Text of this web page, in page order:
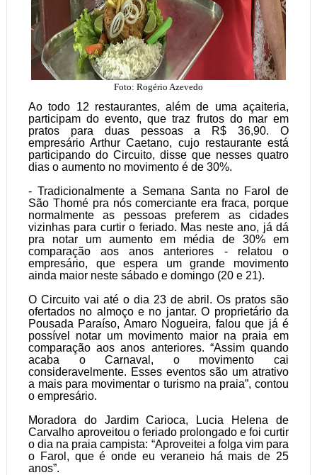
Foto: Rogério Azevedo
Ao todo 12 restaurantes, além de uma açaiteria,
participam do evento, que traz frutos do mar em
pratos para duas pessoas a R$ 36,90. O
empresário Arthur Caetano, cujo restaurante está
participando do Circuito, disse que nesses quatro
dias o aumento no movimento é de 30%.
- Tradicionalmente a Semana Santa no Farol de
São Thomé pra nós comerciante era fraca, porque
normalmente as pessoas preferem as cidades
vizinhas para curtir o feriado. Mas neste ano, já dá
pra notar um aumento em média de 30% em
comparação aos anos anteriores - relatou o
empresário, que espera um grande movimento
ainda maior neste sábado e domingo (20 e 21).
O Circuito vai até o dia 23 de abril. Os pratos são
ofertados no almoço e no jantar. O proprietário da
Pousada Paraíso, Amaro Nogueira, falou que já é
possível notar um movimento maior na praia em
comparação aos anos anteriores. “Assim quando
acaba o Carnaval, o movimento cai
consideravelmente. Esses eventos são um atrativo
a mais para movimentar o turismo na praia”, contou
o empresário.
Moradora do Jardim Carioca, Lucia Helena de
Carvalho aproveitou o feriado prolongado e foi curtir
o dia na praia campista: “Aproveitei a folga vim para
o Farol, que é onde eu veraneio há mais de 25
anos”.